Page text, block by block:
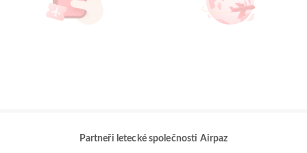
Partneři letecké společnosti Airpaz